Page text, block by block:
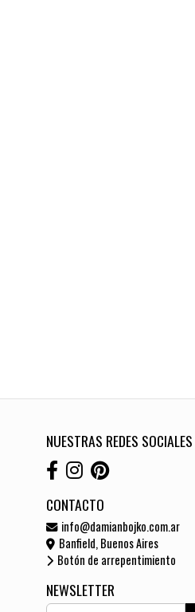
NUESTRAS REDES SOCIALES
CONTACTO
info@damianbojko.com.ar
Banfield, Buenos Aires
Botón de arrepentimiento
NEWSLETTER